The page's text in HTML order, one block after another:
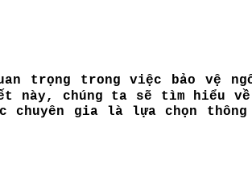
trọng trong việc bảo vệ
này, chúng ta sẽ tìm hiểu
gia là lựa chọn thông